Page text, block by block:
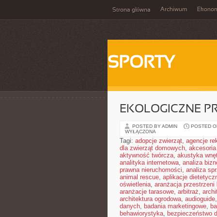
Strona główna Archiwum
SPORTY
EKOLOGICZNE
POSTED BY ADMIN POSTED
WYŁĄCZONA
Tagi: adopcje zwierząt, agencje
dla zwierząt domowych,
aktywność twórcza, akustyka
analityka internetowa, analiza
prawna nieruchomości, analiza
animal rescue, aplikacje
oświetlenia, aranżacja przestrzeni
aranżacje tarasowe, arbitraż,
architektura ogrodowa, audioguide,
danych, badania marketingowe,
behawiorystyka, bezpieczeństwo